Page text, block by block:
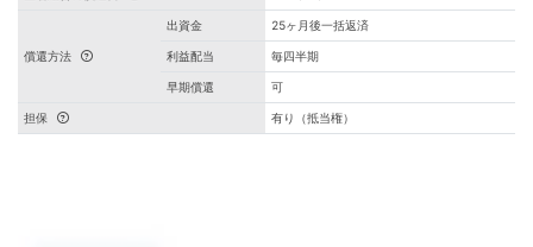
償還方法
出資金 25ヶ月後一括返済
利益配当 毎四半期
早期償還 可
担保 有り（抵当権）